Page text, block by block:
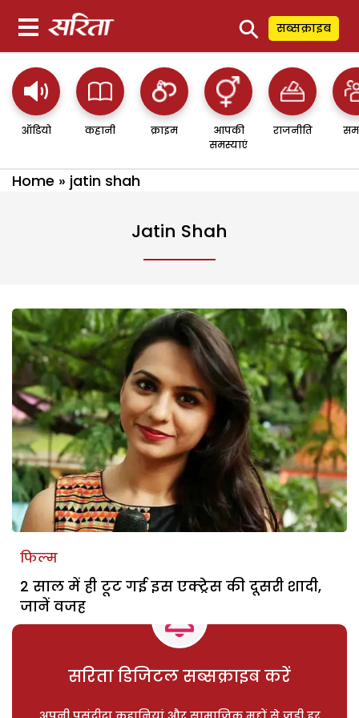
⚲ सब्सक्राइब
ऑडियो कहानी क्राइम
आपकी
समस्याएं
राजनीति
Home » jatin shah
Jatin Shah
फिल्म
2 साल में ही टूट गई इस एक्ट्रेस की दूसरी शादी,
जानें वजह
सरिता डिजिटल सब्सक्राइब करें